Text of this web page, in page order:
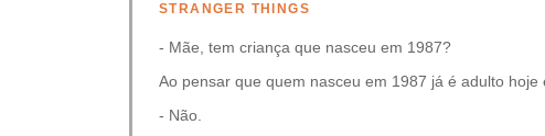
STRANGER THINGS
- Mãe, tem criança que nasceu em 1987?
Ao pensar que quem nasceu em 1987 já é adulto hoje
- Não.